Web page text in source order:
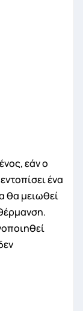
εάν ο
ένα
θα μειωθεί